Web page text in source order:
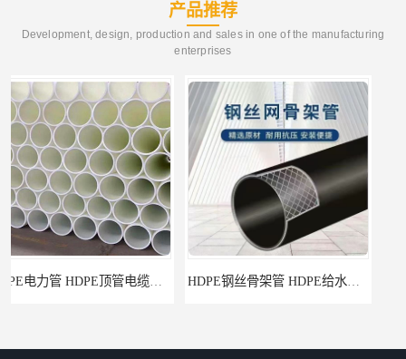
产品推荐
Development, design, production and sales in one of the manufacturing
enterprises
HDPE给水管